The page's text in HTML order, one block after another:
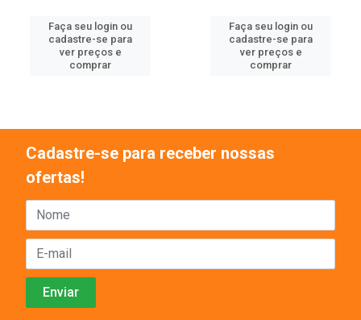
Faça seu login ou
cadastre-se para
ver preços e
comprar
Faça seu login ou
cadastre-se para
ver preços e
comprar
Cadastre-se para receber nossas
ofertas!